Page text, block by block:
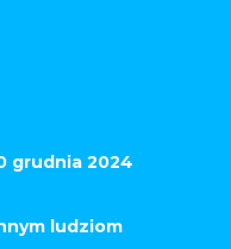
grudnia 2024
ludziom